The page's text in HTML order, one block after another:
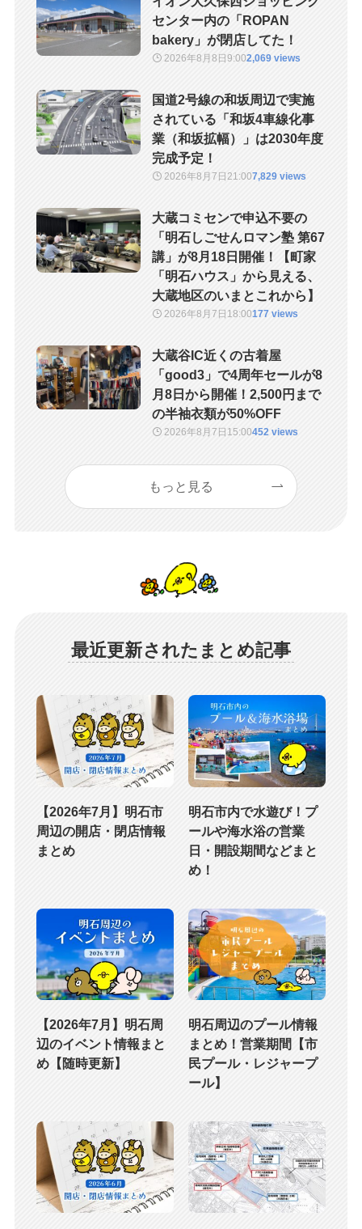
センター内の「ROPAN
bakery」が閉店してた！
2026年8月8日9:002,069 views
国道2号線の和坂周辺で実施
されている「和坂4車線化事
業（和坂拡幅）」は2030年度
完成予定！
2026年8月7日21:007,829 views
大蔵コミセンで申込不要の
「明石しごせんロマン塾 第67
講」が8月18日開催！【町家
「明石ハウス」から見える、
大蔵地区のいまとこれから】
2026年8月7日 18:00177 views
大蔵谷IC近くの古着屋
「good3」で4周年セールが8
月8日から開催！2,500円まで
の半袖衣類が50%OFF
2026年8月7日 15:00452 views
もっと見る
最近更新されたまとめ記事
【2026年7月】明石市
周辺の開店・閉店情報
まとめ
明石市内で水遊び！プ
ールや海水浴の営業
日・開設期間などまと
め！
【2026年7月】明石周
辺のイベント情報まと
め【随時更新】
明石周辺のプール情報
まとめ！営業期間【市
民プール・レジャープ
ール】